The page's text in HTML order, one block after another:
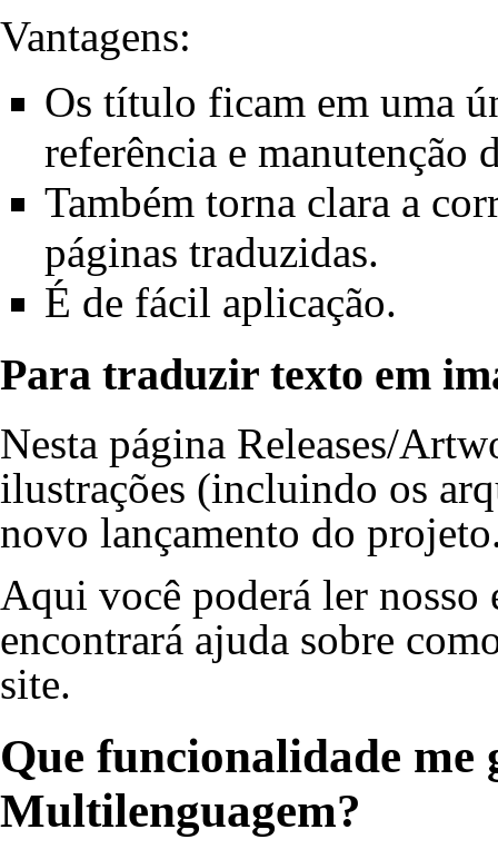
Vantagens:
Os título ficam em uma
referência e manutenção
Também torna clara a
páginas traduzidas.
É de fácil aplicação.
Para traduzir texto em
Nesta página Releases/
ilustrações (incluindo os
novo lançamento do
Aqui você poderá ler nosso
encontrará ajuda sobre
site.
Que funcionalidade me
Multilenguagem?